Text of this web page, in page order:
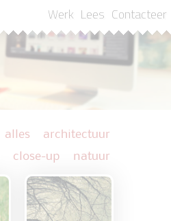
Werk Lees Contacteer
alles
architectuur
close-up natuur